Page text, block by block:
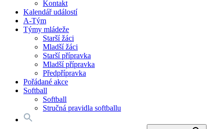
Kontakt
Kalendář událostí
A-Tým
Týmy mládeže
Starší žáci
Mladší žáci
Starší přípravka
Mladší přípravka
Předpřípravka
Pořádané akce
Softball
Softball
Stručná pravidla softballu